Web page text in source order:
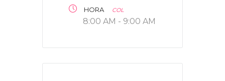
HORA COL
8:00 AM - 9:00 AM